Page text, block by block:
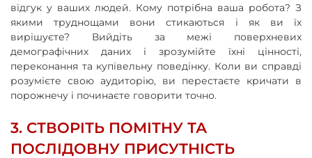
відгук у ваших людей. Кому потрібна ваша робота? З
якими труднощами вони стикаються і як ви їх
вирішуєте? Вийдіть за межі поверхневих
демографічних даних і зрозумійте їхні цінності,
переконання та купівельну поведінку. Коли ви справді
розумієте свою аудиторію, ви перестаєте кричати в
порожнечу і починаєте говорити точно.
3. СТВОРІТЬ ПОМІТНУ ТА
ПОСЛІДОВНУ ПРИСУТНІСТЬ